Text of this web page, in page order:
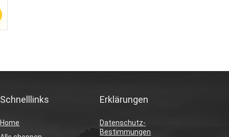
Schnelllinks
Home
Erklärungen
Datenschutz-
Bestimmungen